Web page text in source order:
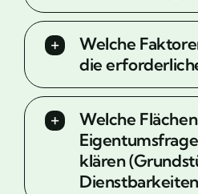
Welche
die
Welche
klären